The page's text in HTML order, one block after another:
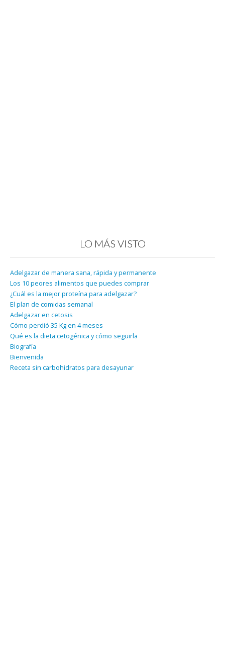
LO MÁS VISTO
Adelgazar de manera sana, rápida y permanente
Los 10 peores alimentos que puedes comprar
¿Cuál es la mejor proteína para adelgazar?
El plan de comidas semanal
Adelgazar en cetosis
Cómo perdió 35 Kg en 4 meses
Qué es la dieta cetogénica y cómo seguirla
Biografía
Bienvenida
Receta sin carbohidratos para desayunar